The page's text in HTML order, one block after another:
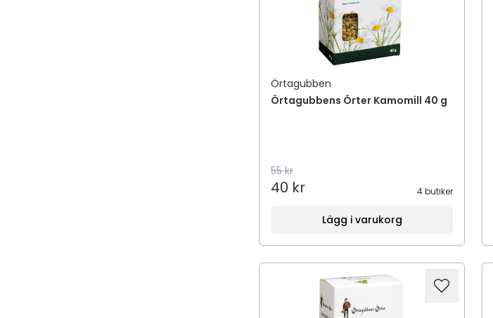
Örtagubben
Örtagubbens Örter Kamomill 40 g
55 kr
40 kr 4 butiker
Lägg i varukorg